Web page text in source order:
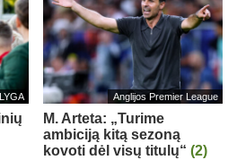
Anglijos Premier League
M. Arteta: „Turime
ambiciją kitą sezoną
kovoti dėl visų titulų“ (2)